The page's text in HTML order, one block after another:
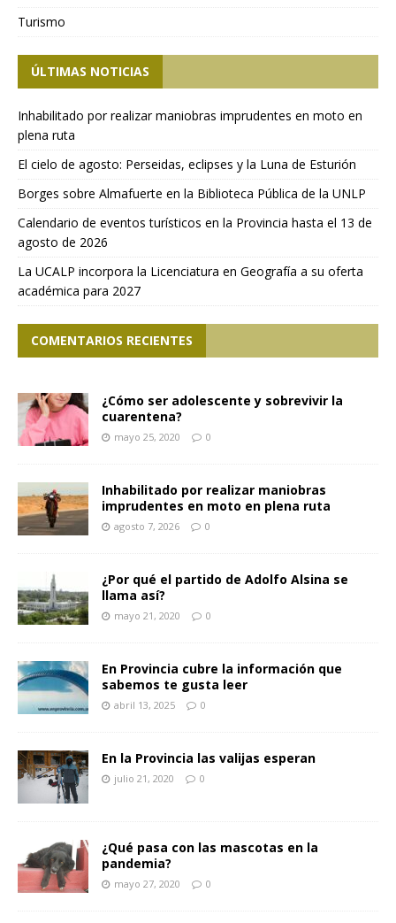
Turismo
ÚLTIMAS NOTICIAS
Inhabilitado por realizar maniobras imprudentes en moto en
plena ruta
El cielo de agosto: Perseidas, eclipses y la Luna de Esturión
Borges sobre Almafuerte en la Biblioteca Pública de la UNLP
Calendario de eventos turísticos en la Provincia hasta el 13 de
agosto de 2026
La UCALP incorpora la Licenciatura en Geografía a su oferta
académica para 2027
COMENTARIOS RECIENTES
¿Cómo ser adolescente y sobrevivir la
cuarentena?
mayo 25, 2020 0
Inhabilitado por realizar maniobras
imprudentes en moto en plena ruta
agosto 7, 2026 0
¿Por qué el partido de Adolfo Alsina se
llama así?
mayo 21, 2020 0
En Provincia cubre la información que
sabemos te gusta leer
abril 13, 2025 0
En la Provincia las valijas esperan
julio 21, 2020 0
¿Qué pasa con las mascotas en la
pandemia?
mayo 27, 2020 0